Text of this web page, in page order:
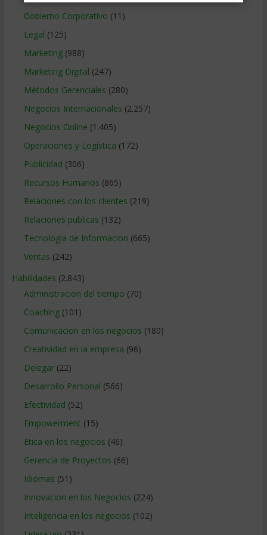
Gobierno Corporativo (11)
Legal (125)
Marketing(988)
Marketing Digital (247)
Métodos Gerenciales (280)
Negocios Internacionales (2.257)
Negocios Online (1.405)
Operaciones y Logística (172)
Publicidad (306)
Recursos Humanos (865)
Relaciones con los clientes (219)
Relaciones publicas (132)
Tecnologia de Informacion (665)
Ventas (242)
Habilidades (2.843)
Administracion del tiempo (70)
Coaching(101)
Comunicacion en los negocios (180)
Creatividad en la empresa (96)
Delegar(22)
Desarrollo Personal (566)
Efectividad (52)
Empowerment (15)
Etica en los negocios (46)
Gerencia de Proyectos (66)
Idiomas (51)
Innovacion en los Negocios (224)
Inteligencia en los negocios (102)